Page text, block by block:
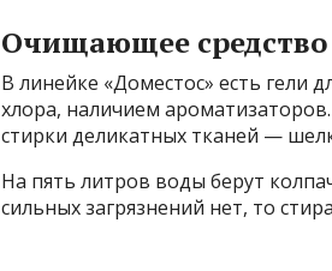
Очищающее средство
В линейке «Доместос» есть гели
хлора, наличием
стирки деликатных тканей —
На пять литров воды берут
сильных загрязнений нет, то